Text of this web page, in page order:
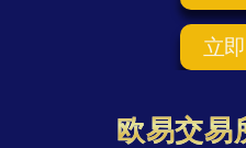
立
欧易交易